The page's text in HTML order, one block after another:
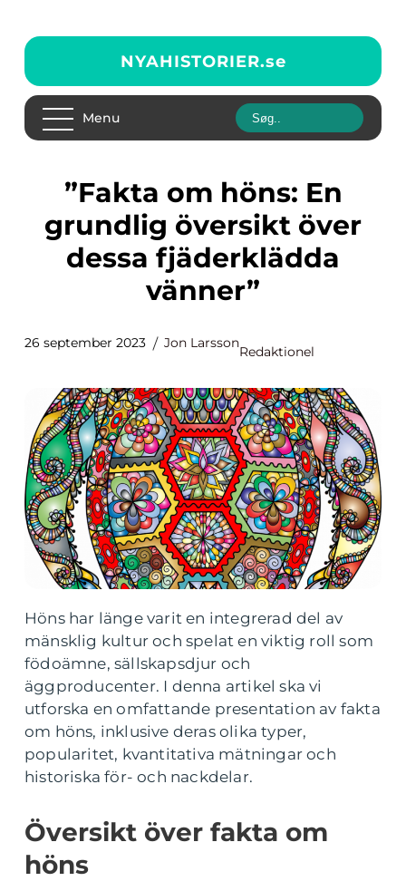
NYAHISTORIER.se
Menu
”Fakta om höns: En
grundlig översikt över
dessa fjäderklädda
vänner”
26 september 2023 Jon Larsson
Redaktionel
Höns har länge varit en integrerad del av
mänsklig kultur och spelat en viktig roll som
födoämne, sällskapsdjur och
äggproducenter. I denna artikel ska vi
utforska en omfattande presentation av fakta
om höns, inklusive deras olika typer,
popularitet, kvantitativa mätningar och
historiska för- och nackdelar.
Översikt över fakta om
höns